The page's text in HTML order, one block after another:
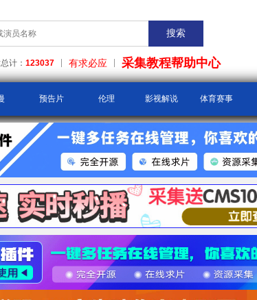
计： 123037 有求必应 采集教程帮助中心
预告片 伦理 影视解说 体育赛事